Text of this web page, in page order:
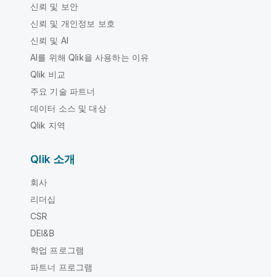
신뢰 및 보안
신뢰 및 개인정보 보호
신뢰 및 AI
AI를 위해 Qlik을 사용하는 이유
Qlik 비교
주요 기술 파트너
데이터 소스 및 대상
Qlik 지역
Qlik 소개
회사
리더십
CSR
DEI&B
학업 프로그램
파트너 프로그램